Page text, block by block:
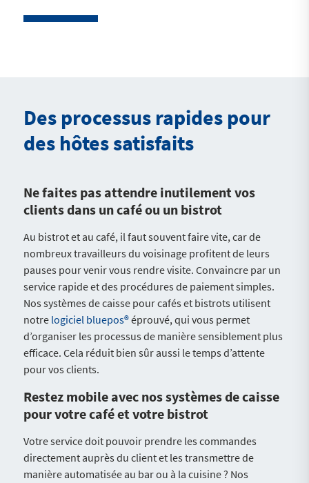
Des processus rapides pour
des hôtes satisfaits
Ne faites pas attendre inutilement vos
clients dans un café ou un bistrot
Au bistrot et au café, il faut souvent faire vite, car de
nombreux travailleurs du voisinage profitent de leurs
pauses pour venir vous rendre visite. Convaincre par un
service rapide et des procédures de paiement simples.
Nos systèmes de caisse pour cafés et bistrots utilisent
notre logiciel bluepos®éprouvé, qui vous permet
d’organiser les processus de manière sensiblement plus
efficace. Cela réduit bien sûr aussi le temps d’attente
pour vos clients.
Restez mobile avec nos systèmes de caisse
pour votre café et votre bistrot
Votre service doit pouvoir prendre les commandes
directement auprès du client et les transmettre de
manière automatisée au bar ou à la cuisine ? Nos